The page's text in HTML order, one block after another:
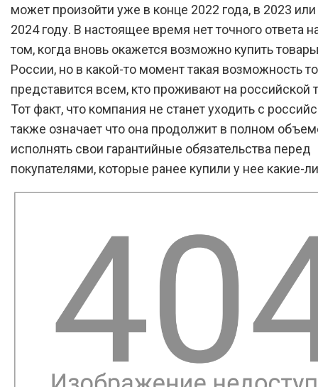
может произойти уже в конце 2022 года, в 2023
2024 году. В настоящее время нет точного ответа
том, когда вновь окажется возможно купить
России, но в какой-то момент такая возможность
представится всем, кто проживают на российской
Тот факт, что компания не станет уходить с
также означает что она продолжит в полном
исполнять свои гарантийные обязательства перед
покупателями, которые ранее купили у нее какие-